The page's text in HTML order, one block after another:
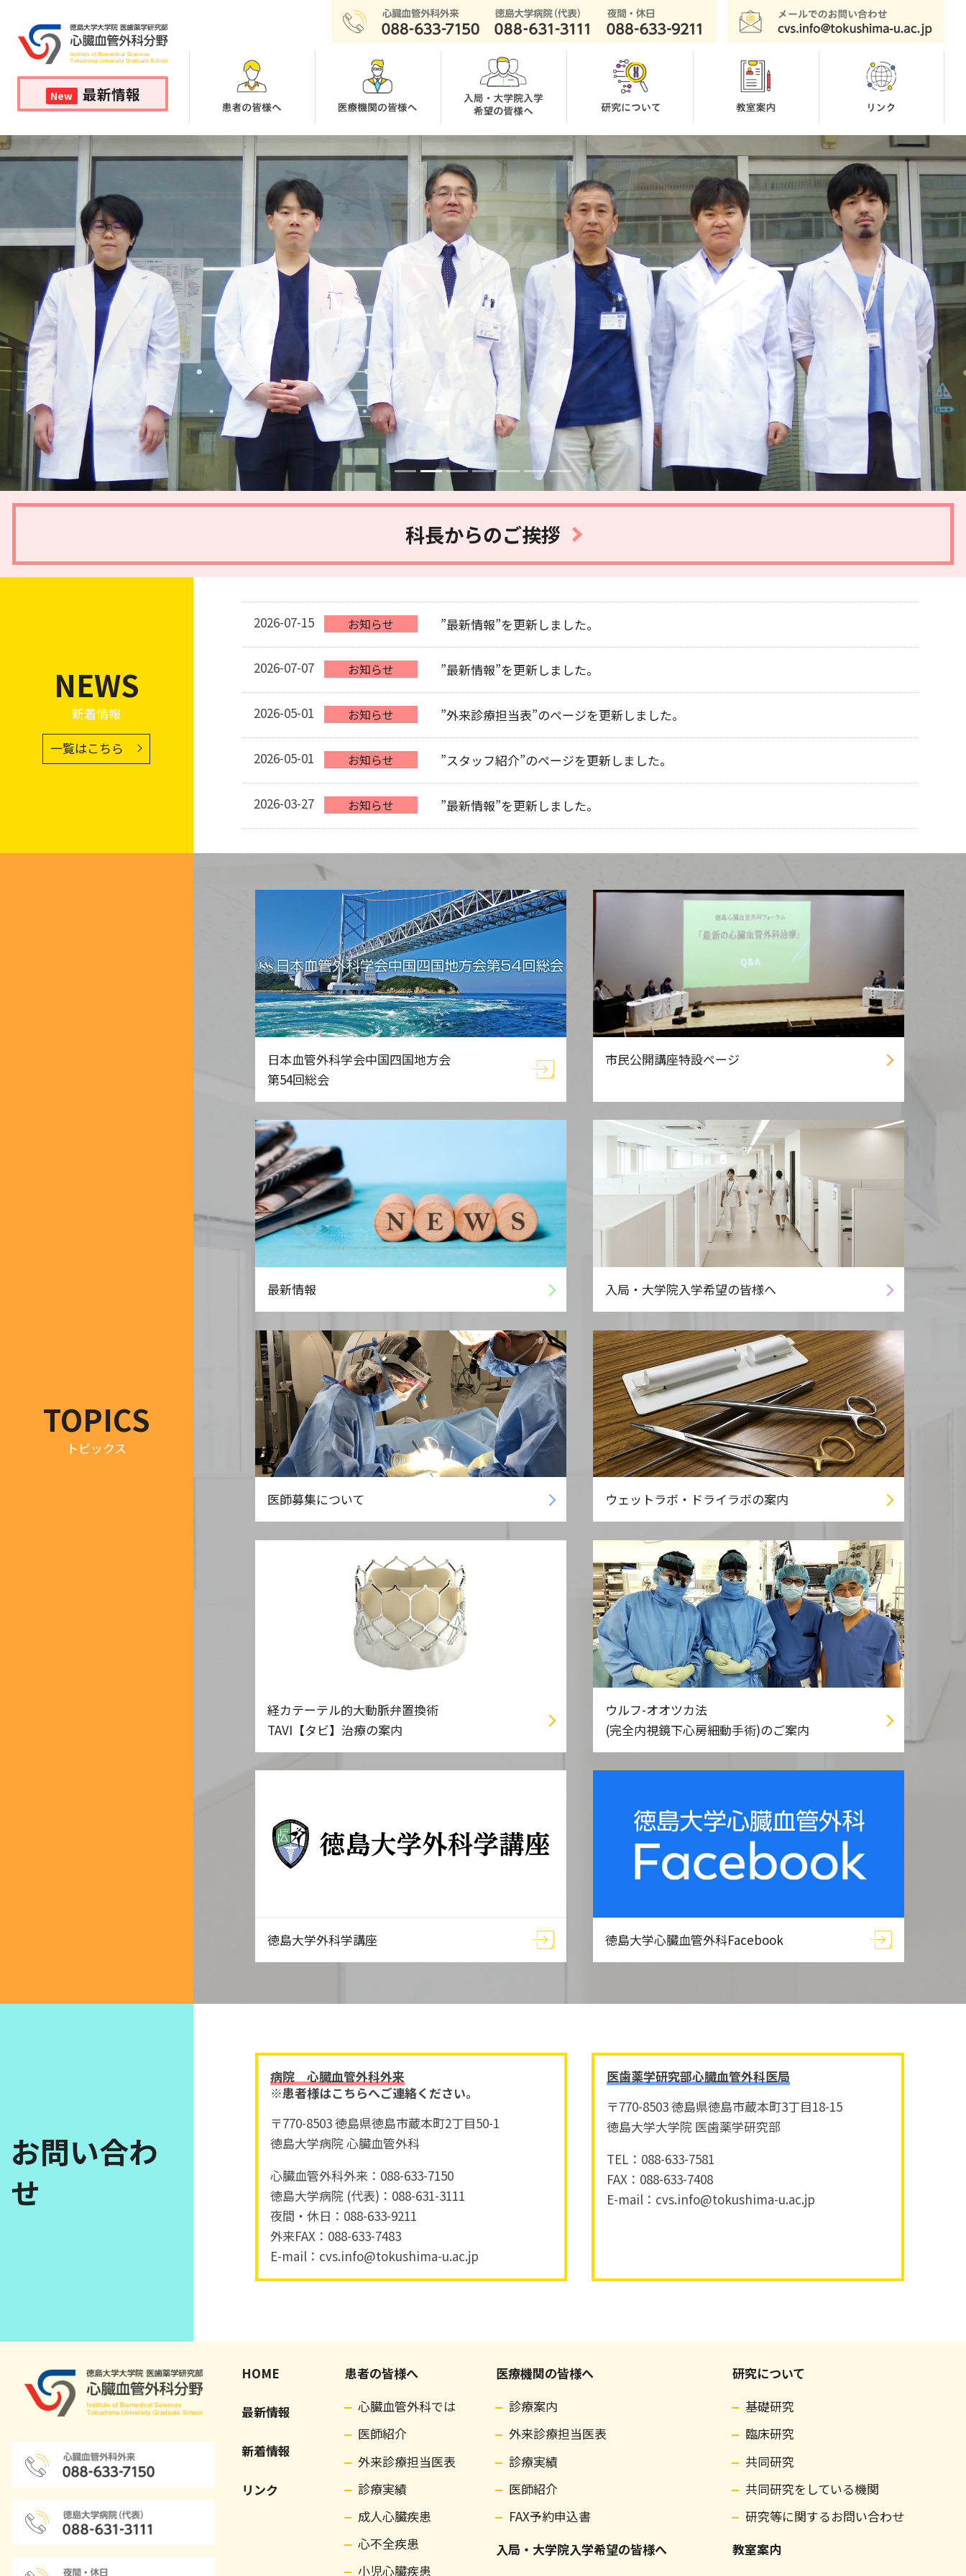
New 最新情報
科長からのご挨拶
NEWS
新着情報
一覧はこちら
2026-07-15 お知らせ ”最新情報”を更新しました。
2026-07-07 お知らせ ”最新情報”を更新しました。
2026-05-01 お知らせ ”外来診療担当表”のページを更新しました。
2026-05-01 お知らせ ”スタッフ紹介”のページを更新しました。
2026-03-27 お知らせ ”最新情報”を更新しました。
TOPICS
トピックス
日本血管外科学会中国四国地方会
第54回総会
市民公開講座特設ページ
最新情報 入局・大学院入学希望の皆様へ
医師募集について ウェットラボ・ドライラボの案内
経カテーテル的大動脈弁置換術
TAVI【タビ】治療の案内
ウルフ-オオツカ法
(完全内視鏡下心房細動手術)のご案内
徳島大学外科学講座 徳島大学心臓血管外科Facebook
お問い合わ
せ
病院 心臓血管外科外来
※患者様はこちらへご連絡ください。
〒770-8503 徳島県徳島市蔵本町2丁目50-1
徳島大学病院 心臓血管外科
心臓血管外科外来：088-633-7150
徳島大学病院 (代表)：088-631-3111
夜間・休日：088-633-9211
外来FAX：088-633-7483
E-mail：cvs.info@tokushima-u.ac.jp
医歯薬学研究部心臓血管外科医局
〒770-8503 徳島県徳島市蔵本町3丁目18-15
徳島大学大学院 医歯薬学研究部
TEL：088-633-7581
FAX：088-633-7408
E-mail：cvs.info@tokushima-u.ac.jp
HOME
最新情報
新着情報
リンク
患者の皆様へ
心臓血管外科では
医師紹介
外来診療担当医表
診療実績
成人心臓疾患
心不全疾患
小児心臓疾患
医療機関の皆様へ
診療案内
外来診療担当医表
診療実績
医師紹介
FAX予約申込書
入局・大学院入学希望の皆様へ
研究について
基礎研究
臨床研究
共同研究
共同研究をしている機関
研究等に関するお問い合わせ
教室案内